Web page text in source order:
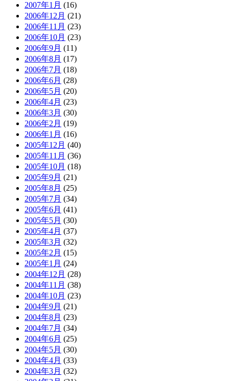
2007年1月 (16)
2006年12月 (21)
2006年11月 (23)
2006年10月 (23)
2006年9月 (11)
2006年8月 (17)
2006年7月 (18)
2006年6月 (28)
2006年5月 (20)
2006年4月 (23)
2006年3月 (30)
2006年2月 (19)
2006年1月 (16)
2005年12月 (40)
2005年11月 (36)
2005年10月 (18)
2005年9月 (21)
2005年8月 (25)
2005年7月 (34)
2005年6月 (41)
2005年5月 (30)
2005年4月 (37)
2005年3月 (32)
2005年2月 (15)
2005年1月 (24)
2004年12月 (28)
2004年11月 (38)
2004年10月 (23)
2004年9月 (21)
2004年8月 (23)
2004年7月 (34)
2004年6月 (25)
2004年5月 (30)
2004年4月 (33)
2004年3月 (32)